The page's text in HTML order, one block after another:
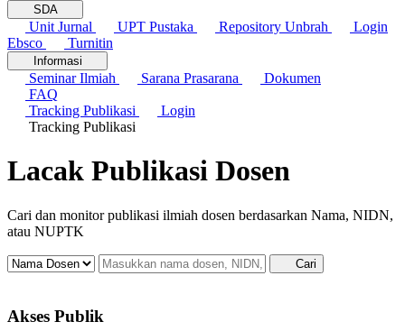
SDA
Unit Jurnal UPT Pustaka Repository Unbrah
Login
Ebsco
Turnitin
Informasi
Seminar Ilmiah Sarana Prasarana
Dokumen
FAQ
Tracking Publikasi
Login
Tracking Publikasi
Lacak Publikasi Dosen
Cari dan monitor publikasi ilmiah dosen berdasarkan Nama, NIDN,
atau NUPTK
Cari
Akses Publik